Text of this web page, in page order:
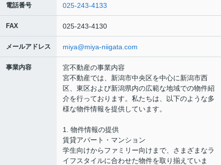
電話番号 025-243-4133
FAX 025-243-4130
メールアドレス miya@miya-niigata.com
事業内容
宮不動産の事業内容
宮不動産では、新潟市中央区を中心に新潟市西
区、東区および新潟県内の広範な地域での物件紹
介を行っております。私たちは、以下のような多
様な物件情報を提供しています。
1. 物件情報の提供
賃貸アパート・マンション
学生向けからファミリー向けまで、さまざまなラ
イフスタイルに合わせた物件を取り揃えていま